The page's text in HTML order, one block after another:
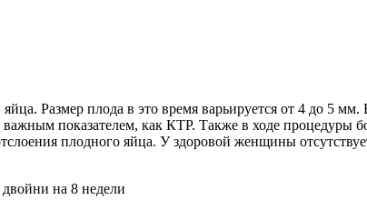
Размер плода в это время варьируется от 4 до 5
показателем, как КТР. Также в ходе процедуры
плодного яйца. У здоровой женщины